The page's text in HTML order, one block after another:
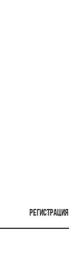
РЕГИСТРАЦИЯ